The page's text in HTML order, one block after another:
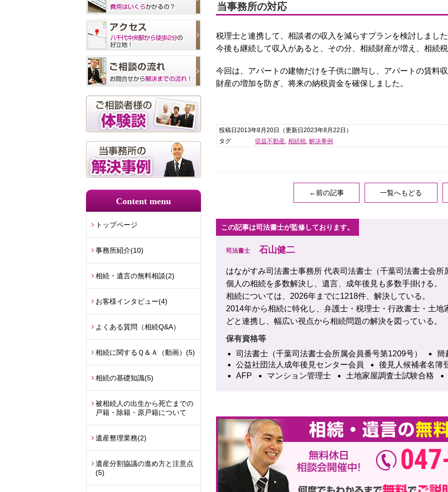
当事務所の対応
税理士と連携して、相談者の収入を減らすプランを検討しまし
今後も継続して収入があると、その分、相続財産が増え、相続
今回は、アパートの建物だけを子供に贈与し、アパートの賃料
財産の増加を防ぎ、将来の納税資金を確保しました。
投稿日2013年8月20日
（更新日2023年8月22日）
タグ
収益不動産, 相続税, 解決事例
←前の記事 一覧へもどる
この記事は司法書士が監修しております。
司法書士 石山健二
はながすみ司法書士事務所 代表司法書士（千葉司法書士会所
個人の相続を多数解決し、遺言、成年後見も多数手掛ける。
相続については、2026年までに1218件、解決している。
2014年から相続に特化し、弁護士・税理士・行政書士・土
どと連携し、幅広い視点から相続問題の解決を図っている。
保有資格等
司法書士（千葉司法書士会所属会員番号第1209号）
簡
公益社団法人成年後見センター会員
後見人候補者名簿
AFP
マンション管理士 土地家屋調査士試験合格
Content menu
トップページ
事務所紹介(10)
相続・遺言の無料相談(2)
お客様インタビュー(4)
よくある質問（相続Q&A）
相続に関するＱ＆Ａ（動画） (5)
相続の基礎知識(5)
被相続人の出生から死亡までの
戸籍・除籍・原戸籍について
遺産整理業務(2)
遺産分割協議の進め方と注意点
(5)